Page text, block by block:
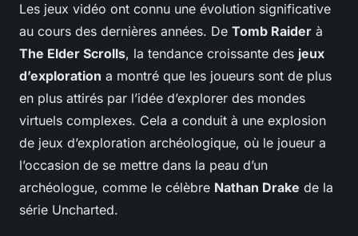
Les jeux vidéo ont connu une évolution significative
au cours des dernières années. De Tomb Raider à
The Elder Scrolls, la tendance croissante des jeux
d’exploration a montré que les joueurs sont de plus
en plus attirés par l’idée d’explorer des mondes
virtuels complexes. Cela a conduit à une explosion
de jeux d’exploration archéologique, où le joueur a
l’occasion de se mettre dans la peau d’un
archéologue, comme le célèbre Nathan Drake de la
série Uncharted.